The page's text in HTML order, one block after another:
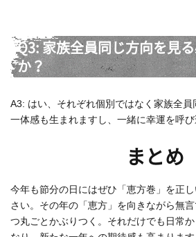
Q3: 家族全員同じ方向を見
か？
A3: はい、それぞれ個別ではなく家族全員
一体感も生まれますし、一緒に幸運を呼び
まとめ
今年も節分の日にはぜひ「恵方巻」を正
さい。その年の「恵方」を向きながら無
つ丸ごとかぶりつく。それだけでも日常